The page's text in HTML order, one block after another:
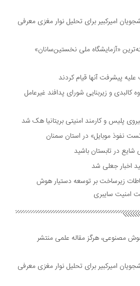
امیرکبیر برای تحلیل نوار مغزی معرفی
«آزمایشگاه ملی نخستین‌سانان»
پیشرفت آنها قیام کردند
کالبدی و زیربنایی شورای پدافند غیرعامل
نفوذ موبایل» در استان سمنان
اخبار جعلی شد
زیرساخت بر توسعه دستیار هوش
امنیت سایبری
مصنوعی، هرگز مقاله علمی منتشر
امیرکبیر برای تحلیل نوار مغزی معرفی